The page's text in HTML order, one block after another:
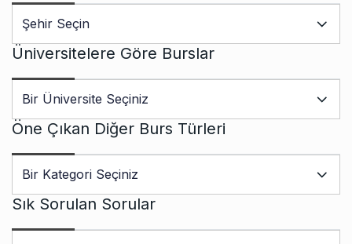
Üniversitelere Göre Burslar
Öne Çıkan Diğer Burs Türleri
Sık Sorulan Sorular